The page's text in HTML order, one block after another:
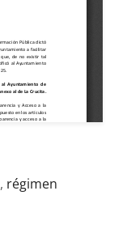
, régimen